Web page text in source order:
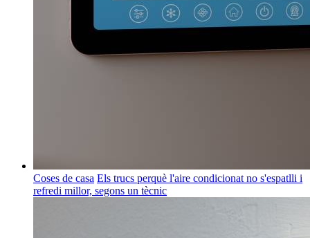
Coses de casa Els trucs perquè l'aire condicionat no s'espatlli i
refredi millor, segons un tècnic